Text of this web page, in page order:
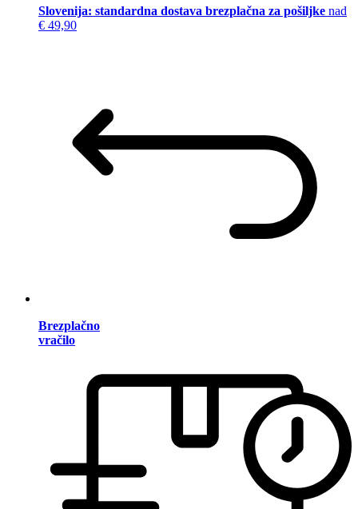
Slovenija: standardna dostava brezplačna za pošiljke nad
€ 49,90
Brezplačno
vračilo